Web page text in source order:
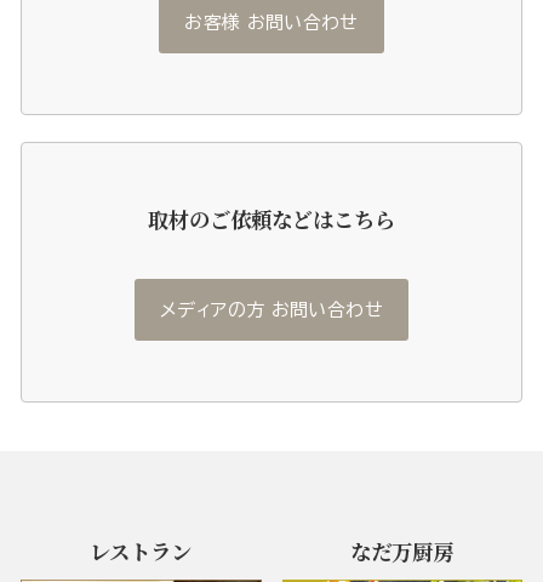
お客様 お問い合わせ
取材のご依頼などはこちら
メディアの方 お問い合わせ
レストラン なだ万厨房